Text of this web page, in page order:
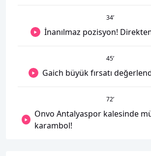
34’
İnanılmaz pozisyon!
45’
Gaich büyük fırsatı
72’
Onvo Antalyaspor kalesinde
karambol!